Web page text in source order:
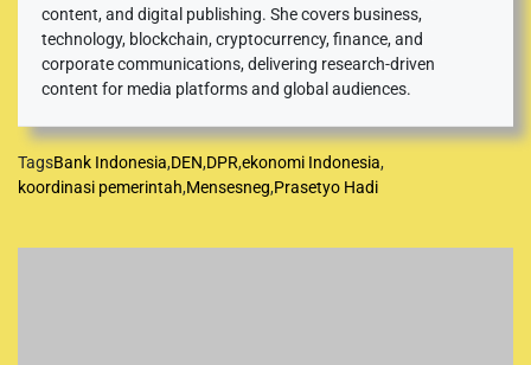
content, and digital publishing. She covers business,
technology, blockchain, cryptocurrency, finance, and
corporate communications, delivering research-driven
content for media platforms and global audiences.
TagsBank Indonesia,DEN,DPR,ekonomi Indonesia,
koordinasi pemerintah,Mensesneg,Prasetyo Hadi